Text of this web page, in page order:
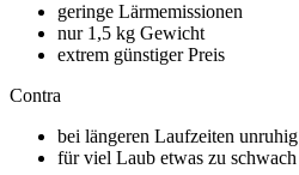
geringe Lärmemissionen
nur 1,5 kg Gewicht
extrem günstiger Preis
Contra
bei längeren Laufzeiten unruhig
für viel Laub etwas zu schwach